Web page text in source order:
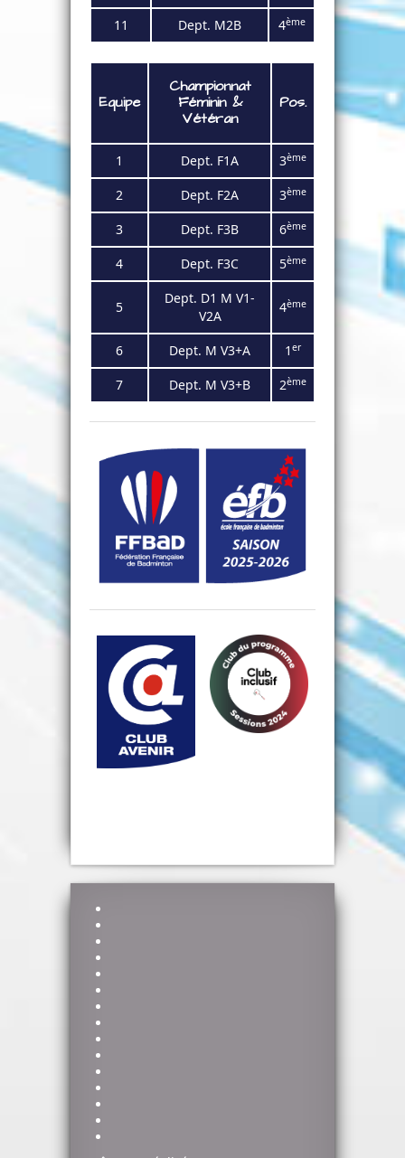
11 Dept. M2B 4ème
Equipe
Championnat
Féminin&
Vétéran
Pos.
1 Dept. F1A 3ème
2 Dept. F2A 3ème
3 Dept. F3B 6ème
4 Dept. F3C 5ème
5
Dept. D1 M V1-
V2A
4ème
6 Dept. M V3+A 1 er
7 Dept. M V3+B 2ème